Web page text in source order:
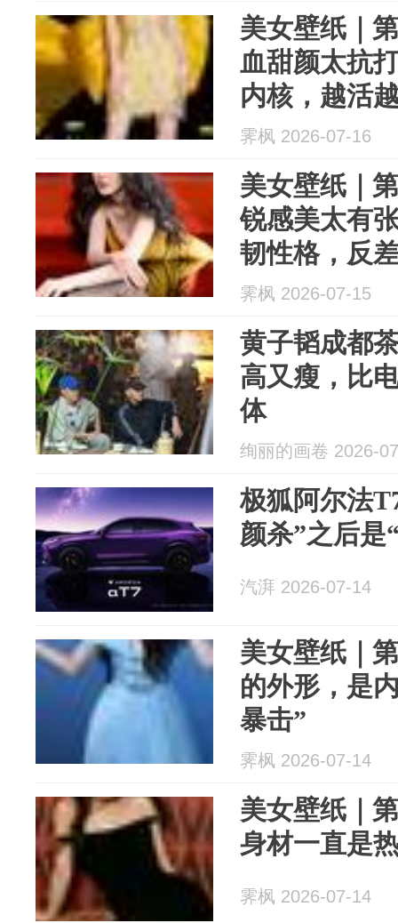
美女壁纸｜
血甜颜太抗
内核，越活
霁枫 2026-07-16
美女壁纸｜
锐感美太有
韧性格，反
霁枫 2026-07-15
黄子韬成都
高又瘦，比
体
绚丽的画卷 2026-
极狐阿尔法
颜杀”之后是
汽湃 2026-07-14
美女壁纸｜
的外形，是
暴击”
霁枫 2026-07-14
美女壁纸｜
身材一直是
霁枫 2026-07-14